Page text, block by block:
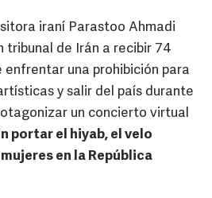
iraní Parastoo Ahmadi
tribunal de Irán a recibir 74
enfrentar una prohibición para
y salir del país durante
un concierto virtual
portar el hiyab, el velo
en la República